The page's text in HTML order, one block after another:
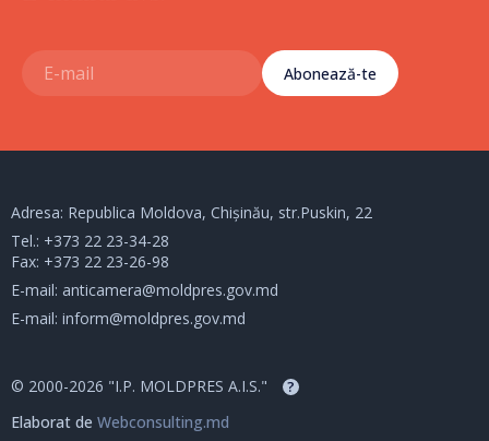
Abonează-te
Adresa: Republica Moldova, Chișinău, str.Puskin, 22
Tel.: +373 22 23-34-28
Fax: +373 22 23-26-98
E-mail: anticamera@moldpres.gov.md
E-mail: inform@moldpres.gov.md
© 2000-2026 "I.P. MOLDPRES A.I.S." ?
Elaborat de Webconsulting.md